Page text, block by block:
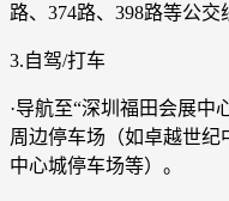
路、374路、398路等公交
3.自驾/打车
·导航至“深圳福田会展中
周边停车场（如卓越世纪
中心城停车场等）。